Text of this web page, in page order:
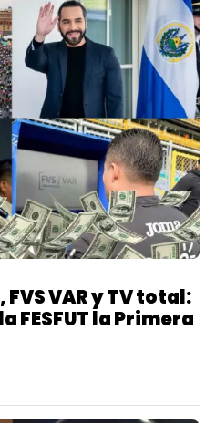
VAR y TV total:
la Primera